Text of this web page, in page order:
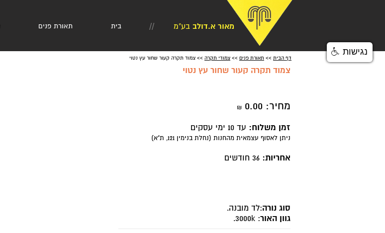
בית תאורת פנים מאור א.דולב בע"מ //
דף הבית >> תאורת פנים >> צמודי תקרה >> צמוד תקרה קעור שחור עץ נטוי
צמוד תקרה קעור שחור עץ נטוי
מחיר: 0.00
₪
זמן משלוח: עד 10 ימי עסקים
ניתן לאסוף עצמאית מהחנות (נחלת בנימין 121, ת"א)
אחריות:
סוג נורה:לד מובנה.
גוון האור: 3000k.
נגישות